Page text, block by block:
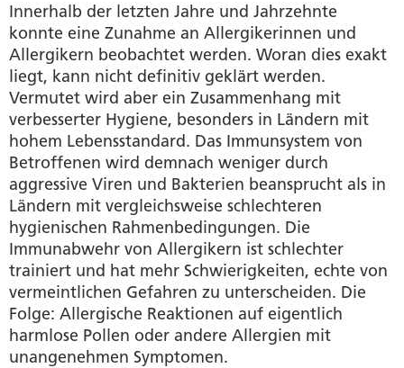
Innerhalb der letzten Jahre und Jahrzehnte
konnte eine Zunahme an Allergikerinnen und
Allergikern beobachtet werden. Woran dies exakt
liegt, kann nicht definitiv geklärt werden.
Vermutet wird aber ein Zusammenhang mit
verbesserter Hygiene, besonders in Ländern mit
hohem Lebensstandard. Das Immunsystem von
Betroffenen wird demnach weniger durch
aggressive Viren und Bakterien beansprucht als in
Ländern mit vergleichsweise schlechteren
hygienischen Rahmenbedingungen. Die
Immunabwehr von Allergikern ist schlechter
trainiert und hat mehr Schwierigkeiten, echte von
vermeintlichen Gefahren zu unterscheiden. Die
Folge: Allergische Reaktionen auf eigentlich
harmlose Pollen oder andere Allergien mit
unangenehmen Symptomen.